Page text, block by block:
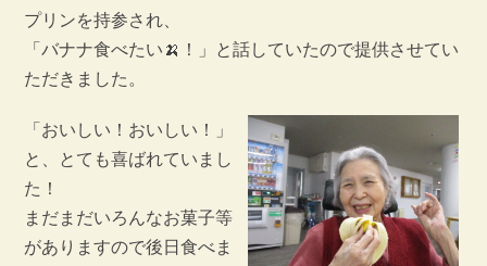
プリンを持参され、
「バナナ食べたい🍌！」と話していたので提供させてい
ただきました。
「おいしい！おいしい！」
と、とても喜ばれていまし
た！
まだまだいろんなお菓子等
がありますので後日食べま